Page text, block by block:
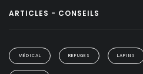
ARTICLES - CONSEILS
MÉDICAL REFUGES LAPINS